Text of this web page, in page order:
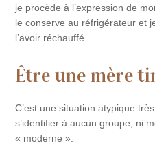
je procède à l’expression de
le conserve au réfrigérateur et
l’avoir réchauffé.
Être une mère
C’est une situation atypique
s’identifier à aucun groupe, ni
« moderne ».